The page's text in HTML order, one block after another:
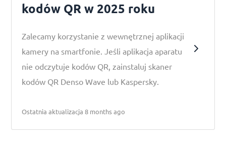
kodów QR w 2025 roku
Zalecamy korzystanie z wewnętrznej aplikacji
kamery na smartfonie. Jeśli aplikacja aparatu
nie odczytuje kodów QR, zainstaluj skaner
kodów QR Denso Wave lub Kaspersky.
Ostatnia aktualizacja 8 months ago